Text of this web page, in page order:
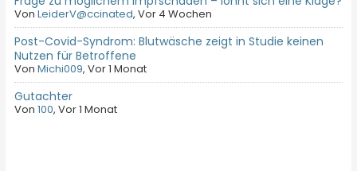
VonLeiderV@ccinated,Vor 4 Wochen
Post-Covid-Syndrom: Blutwäsche zeigt in Studie keinen
Nutzen für Betroffene
VonMichi009,Vor 1 Monat
Gutachter
Von100,Vor 1 Monat